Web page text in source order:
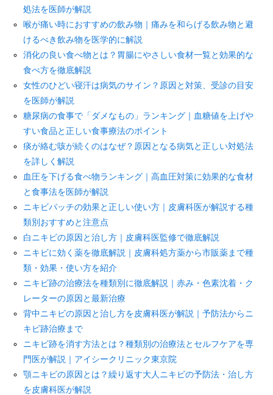
処法を医師が解説
喉が痛い時におすすめの飲み物｜痛みを和らげる飲み物と避
けるべき飲み物を医学的に解説
消化の良い食べ物とは？胃腸にやさしい食材一覧と効果的な
食べ方を徹底解説
女性のひどい寝汗は病気のサイン？原因と対策、受診の目安
を医師が解説
糖尿病の食事で「ダメなもの」ランキング｜血糖値を上げや
すい食品と正しい食事療法のポイント
痰が絡む咳が続くのはなぜ？原因となる病気と正しい対処法
を詳しく解説
血圧を下げる食べ物ランキング｜高血圧対策に効果的な食材
と食事法を医師が解説
ニキビパッチの効果と正しい使い方｜皮膚科医が解説する種
類別おすすめと注意点
白ニキビの原因と治し方｜皮膚科医監修で徹底解説
ニキビに効く薬を徹底解説｜皮膚科処方薬から市販薬まで種
類・効果・使い方を紹介
ニキビ跡の治療法を種類別に徹底解説｜赤み・色素沈着・ク
レーターの原因と最新治療
背中ニキビの原因と治し方を皮膚科医が解説｜予防法からニ
キビ跡治療まで
ニキビ跡を消す方法とは？種類別の治療法とセルフケアを専
門医が解説｜アイシークリニック東京院
顎ニキビの原因とは？繰り返す大人ニキビの予防法・治し方
を皮膚科医が解説